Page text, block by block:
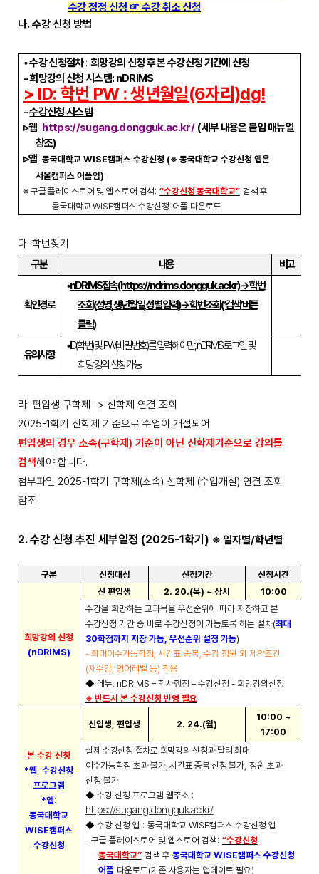
수강 정정 신청 ☞수강 취소 신청
나. 수강 신청 방법
•수강 신청절차:희망강의 신청 후 본 수강신청 기간에 신청
-희망강의 신청 시스템: nDRIMS
> ID: 학번 PW : 생년월일(6자리)dg!
-수강신청 시스템
▹웹: https://sugang.dongguk.ac.kr/ (세부 내용은 붙임 매뉴얼
참조)
▹앱:동국대학교WISE캠퍼스 수강신청 (※동국대학교 수강신청 앱은
서울캠퍼스 어플임)
※ 구글 플레이스토어 및 앱스토어 검색:“수강신청 동국대학교” 검색 후
동국대학교WISE캠퍼스 수강신청 어플 다운로드
다. 학번찾기
구분
내용 비고
확인경로
•nDRIMS접속(https://ndrims.dongguk.ac.kr)→학번
조회(성명,생년월일,성별 입력)→학번 조회(‘검색’버튼
클릭)
유의사항
•ID(학번)및PW(비밀번호)를 입력해야만, nDRIMS로그인 및
희망 강의 신청 가능
라. 편입생 구학제 -> 신학제 연결 조회
2025-1학기 신학제 기준으로 수업이 개설되어
편입생의 경우 소속(구학제) 기준이 아닌 신학제기준으로 강의를
검색해야 합니다.
첨부파일 2025-1학기 구학제(소속) 신학제 (수업개설) 연결 조회
참조
2.수강 신청 추진 세부일정 (2025-1학기 ) ※ 일자별/학년별
구분 신청대상 신청기간 신청시간
희망강의 신청
(nDRIMS)
신 편입생 2. 20.(목) ~ 상시
10:00
수강을 희망하는 교과목을 우선순위에 따라 저장하고 본
수강신청 기간 중 바로 수강신청이 가능토록 하는 절차(최대
30학점까지 저장 가능, 우선순위 설정 가능)
- 최대이수가능학점, 시간표 중복, 수강 정원 외 제약조건
(재수강, 영어레벨 등) 적용
◆ 메뉴: nDRIMS – 학사행정 – 수강신청 - 희망강의신청
※ 반드시 본 수강신청 반영 필요
본 수강 신청
*웹: 수강신청
프로그램
*앱:
동국대학교
WISE캠퍼스
수강신청
신입생, 편입생 2. 24.(월)
10:00 ~
17:00
실제 수강신청 절차로 희망강의 신청과 달리 최대
이수가능학점 초과 불가,시간표 중복 신청 불가, 정원 초과
신청 불가
◆ 수강 신청 프로그램 웹주소 :
https://sugang.dongguk.ac.kr/
◆ 수강 신청 앱 : 동국대학교 WISE캠퍼스 수강신청 앱
- 구글 플레이스토어 및 앱스토어 검색: “수강신청
동국대학교” 검색 후 동국대학교 WISE캠퍼스 수강신청
어플 다운로드(기존 사용자는 업데이트 필요)